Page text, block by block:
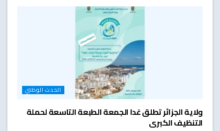
الحدث الوطني
ولاية الجزائر تطلق غدا الجمعة الطبعة التاسعة لحملة
التنظيف الكبرى